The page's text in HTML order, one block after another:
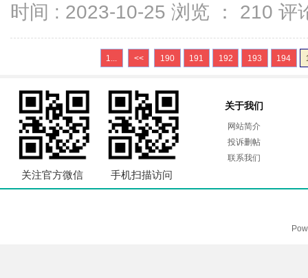
时间 : 2023-10-25 浏览 ： 210 评
1... << 190 191 192 193 194
关注官方微信 手机扫描访问
关于我们
网站简介
投诉删帖
联系我们